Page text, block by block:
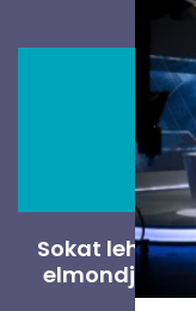
Sokat lehet
elmondják a